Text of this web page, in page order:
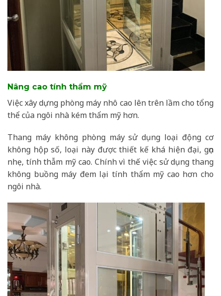
Nâng cao tính thẩm mỹ
Việc xây dựng phòng máy nhô cao lên trên lầm cho tổng
thể của ngôi nhà kém thẩm mỹ hơn.
Thang máy không phòng máy sử dụng loại động cơ
không hộp số, loại này được thiết kế khá hiện đại, gọn
nhẹ, tính thẫm mỹ cao. Chính vì thế việc sử dụng thang
không buồng máy đem lại tính thẩm mỹ cao hơn cho
ngôi nhà.